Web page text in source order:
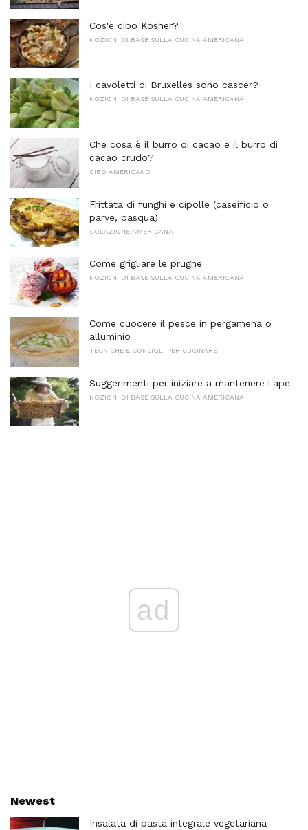
Cos'è cibo Kosher?
NOZIONI DI BASE SULLA CUCINA AMERICANA
I cavoletti di Bruxelles sono cascer?
NOZIONI DI BASE SULLA CUCINA AMERICANA
Che cosa è il burro di cacao e il burro di
cacao crudo?
CIBO AMERICANO
Frittata di funghi e cipolle (caseificio o
parve, pasqua)
COLAZIONE AMERICANA
Come grigliare le prugne
NOZIONI DI BASE SULLA CUCINA AMERICANA
Come cuocere il pesce in pergamena o
alluminio
TECNICHE E CONSIGLI PER CUCINARE
Suggerimenti per iniziare a mantenere l'ape
NOZIONI DI BASE SULLA CUCINA AMERICANA
ad
Newest
Insalata di pasta integrale vegetariana